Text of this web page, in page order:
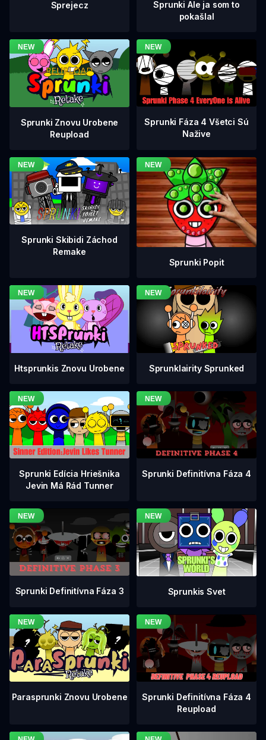
Sprejecz
Sprunki Ale ja som to
pokašlal
Sprunki Znovu Urobene
Reupload
Sprunki Fáza 4 Všetci Sú
Nažive
Sprunki Skibidi Záchod
Remake
Sprunki Popit
Htsprunkis Znovu Urobene Sprunklairity Sprunked
Sprunki Edícia Hriešnika
Jevin Má Rád Tunner
Sprunki Definitívna Fáza 4
Sprunki Definitívna Fáza 3 Sprunkis Svet
Parasprunki Znovu Urobene
Sprunki Definitívna Fáza 4
Reupload